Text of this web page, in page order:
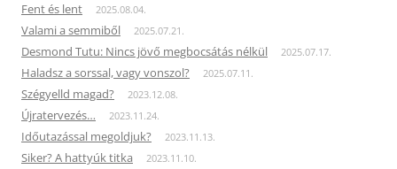
Fent és lent 2025.08.04.
Valami a semmiből 2025.07.21.
Desmond Tutu: Nincs jövő megbocsátás nélkül 2025.07.17.
Haladsz a sorssal, vagy vonszol? 2025.07.11.
Szégyelld magad? 2023.12.08.
Újratervezés… 2023.11.24.
Időutazással megoldjuk? 2023.11.13.
Siker? A hattyúk titka 2023.11.10.